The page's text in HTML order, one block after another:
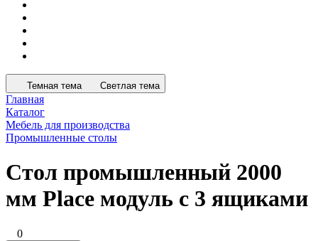
Темная тема Светлая тема
Главная
Каталог
Мебель для производства
Промышленные столы
Стол промышленный 2000
мм Place модуль с 3 ящиками
0